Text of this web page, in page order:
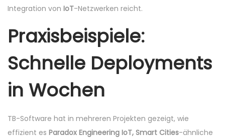
Integration von IoT-Netzwerken reicht.
Praxisbeispiele:
Schnelle Deployments
in Wochen
TB-Software hat in mehreren Projekten gezeigt, wie
effizient es Paradox Engineering IoT, Smart Cities-ähnliche